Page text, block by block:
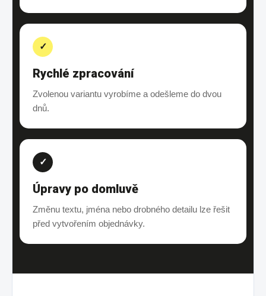
✓
Rychlé zpracování
Zvolenou variantu vyrobíme a odešleme do dvou
dnů.
✓
Úpravy po domluvě
Změnu textu, jména nebo drobného detailu lze řešit
před vytvořením objednávky.